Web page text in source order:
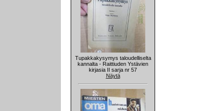
Tupakkakysymys taloudelliselta
kannalta - Raittiuden Ystävien
kirjasia II sarja nr 57
Näytä